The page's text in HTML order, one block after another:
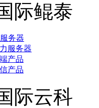
际鲲泰
务器
服务器
产品
产品
际云科